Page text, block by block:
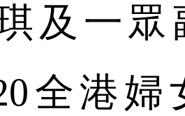
及一
全港